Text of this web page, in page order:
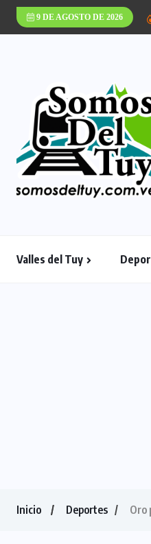
9 DE AGOSTO DE 2026
Valles del Tuy
Inicio Deportes Oro